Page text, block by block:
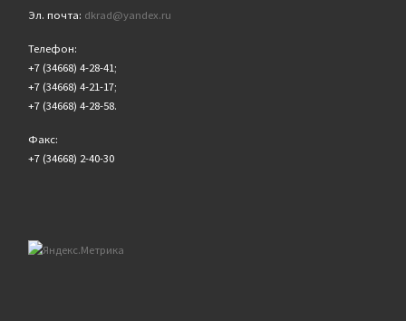
Эл. почта: dkrad@yandex.ru
Телефон:
+7 (34668) 4-28-41;
+7 (34668) 4-21-17;
+7 (34668) 4-28-58.
Факс:
+7 (34668) 2-40-30